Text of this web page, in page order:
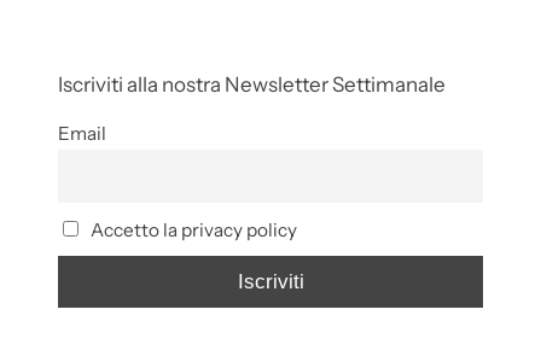
Iscriviti alla nostra Newsletter Settimanale
Email
Accetto la privacy policy